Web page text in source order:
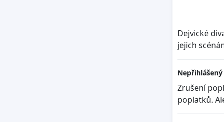
Dejvické
jejich
Zrušení
poplatků.